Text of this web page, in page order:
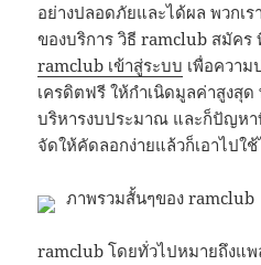
อย่างปลอดภัยและได้ผล พวกเ
ของบริการ วิธี ramclub สมัคร
ramclub เข้าสู่ระบบ เพื่อควา
เครดิตฟรี ให้กำเนิดมูลค่าสูงสุ
บริหารงบประมาณ และก็ปัญห
จัดให้คัดลอกง่ายแล้วก็เอาไปใ
ภาพรวมสั้นๆของ ramclub
ramclub โดยทั่วไปหมายถึงแ